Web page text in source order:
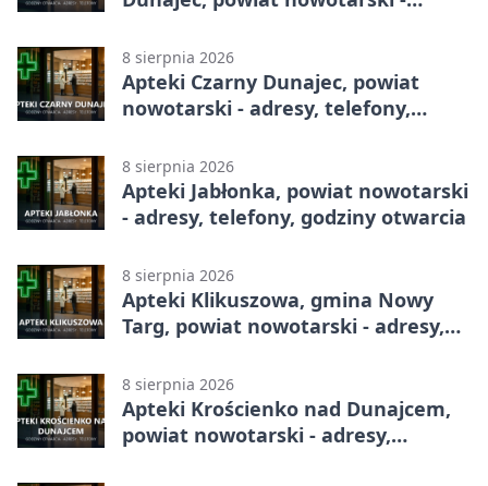
8 sierpnia 2026
Apteki Czarny Dunajec, powiat
nowotarski - adresy, telefony,
8 sierpnia 2026
Apteki Jabłonka, powiat nowotarski
- adresy, telefony, godziny otwarcia
8 sierpnia 2026
Apteki Klikuszowa, gmina Nowy
Targ, powiat nowotarski - adresy,
8 sierpnia 2026
Apteki Krościenko nad Dunajcem,
powiat nowotarski - adresy,